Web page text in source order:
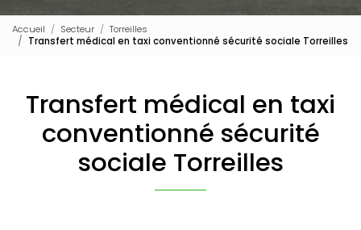
Accueil Secteur
Torreilles
Transfert médical en taxi conventionné sécurité sociale Torreilles
Transfert médical en taxi
conventionné sécurité
sociale Torreilles